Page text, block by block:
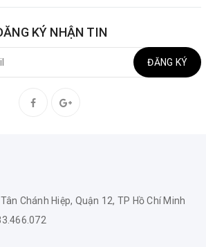
KÝ NHẬN TIN
ĐĂNG KÝ
Chánh Hiệp, Quận 12, TP Hồ Chí Minh